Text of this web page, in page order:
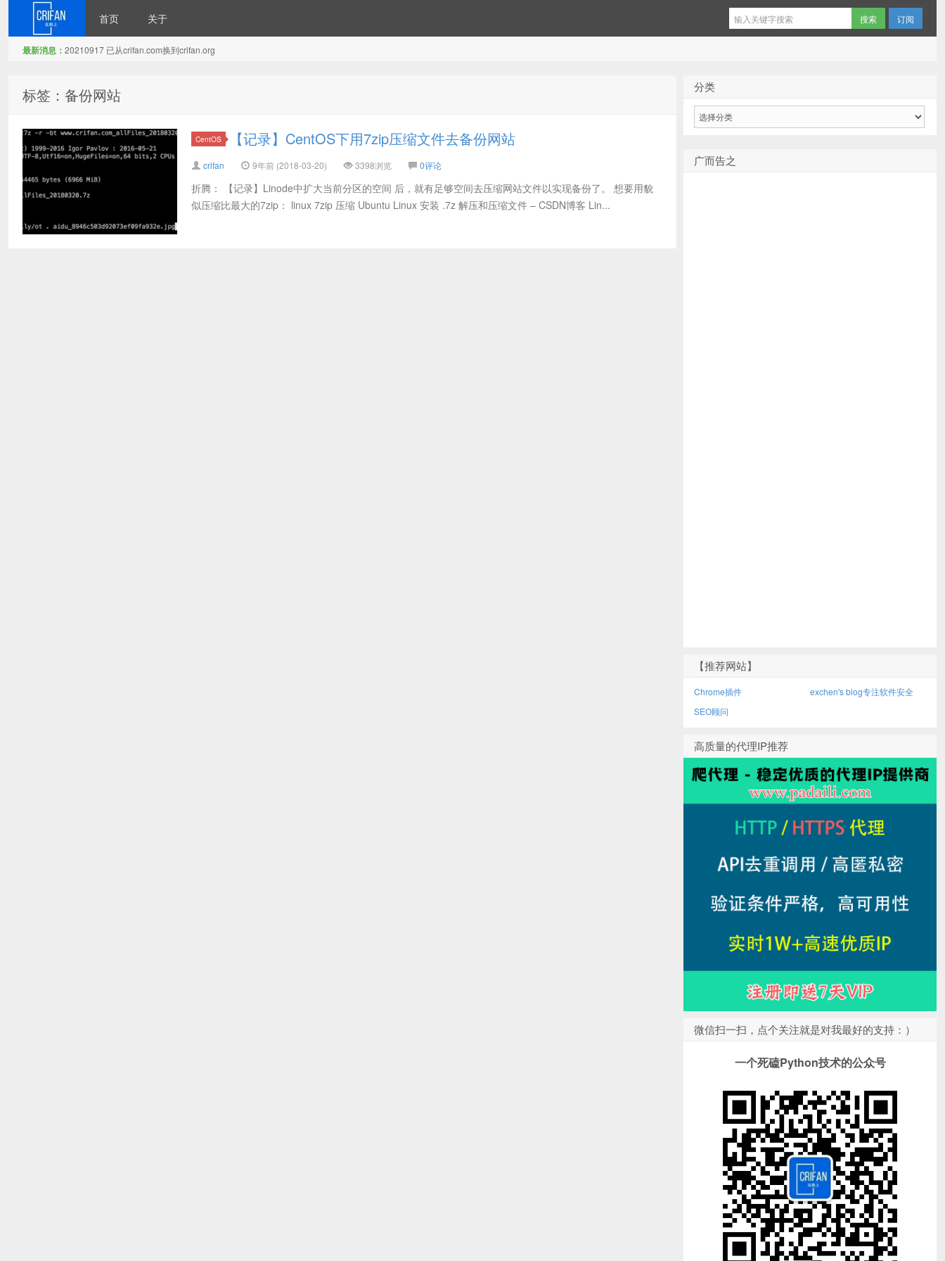
首页 关于 订阅
最新消息： 20210917 已从crifan.com换到crifan.org
标签：备份网站
CentOS 【记录】CentOS下用7zip压缩文件去备份网站
crifan 9年前 (2018-03-20) 3398浏览 0评论
折腾： 【记录】Linode中扩大当前分区的空间 后，就有足够空间去压缩网站文件以实现备份了。 想要用貌
似压缩比最大的7zip： linux 7zip 压缩 Ubuntu Linux 安装 .7z 解压和压缩文件 – CSDN博客 Lin...
分类
广而告之
【推荐网站】
Chrome插件
exchen's blog专注软件安全
SEO顾问
高质量的代理IP推荐
微信扫一扫，点个关注就是对我最好的支持：）
一个死磕Python技术的公众号